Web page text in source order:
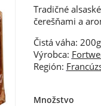
Tradičné
čerešňami a
Čistá váha: 200g
Výrobca:
Región:
Množstvo